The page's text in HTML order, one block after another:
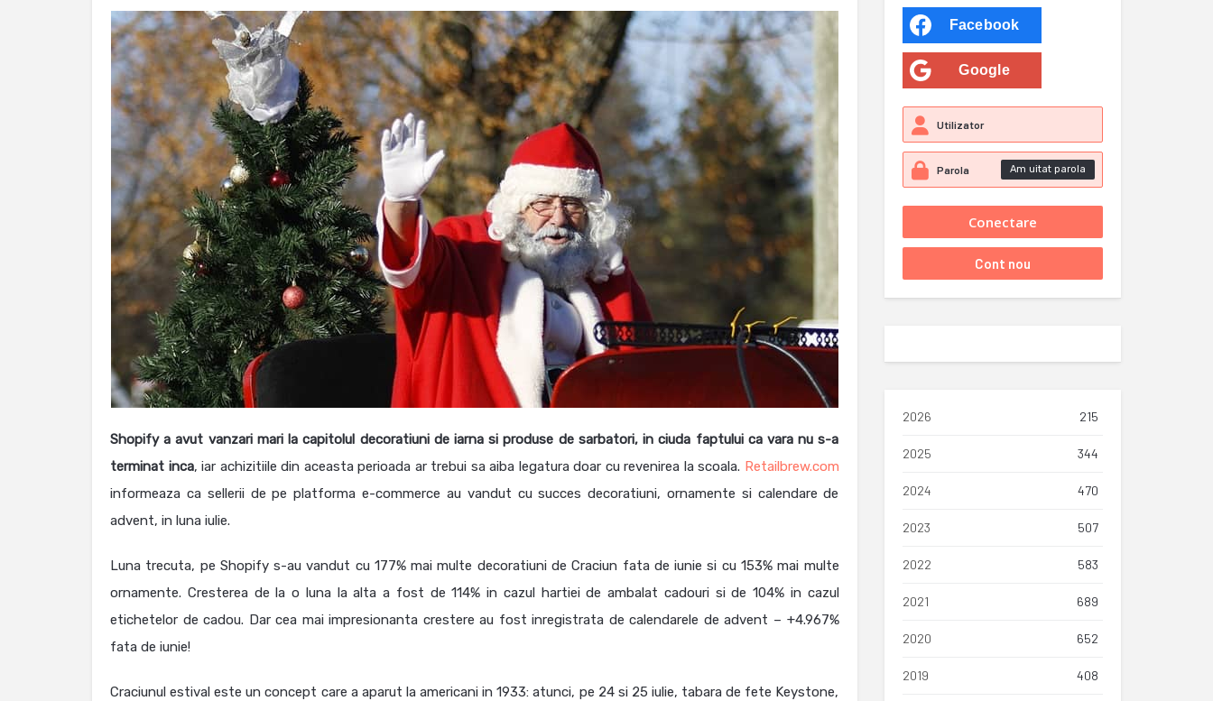
Shopify a avut vanzari mari la capitolul decoratiuni de iarna si produse de sarbatori, in ciuda faptului ca vara nu s-a
terminat inca, iar achizitiile din aceasta perioada ar trebui sa aiba legatura doar cu revenirea la scoala. Retailbrew.com
informeaza ca sellerii de pe platforma e-commerce au vandut cu succes decoratiuni, ornamente si calendare de
advent, in luna iulie.
Luna trecuta, pe Shopify s-au vandut cu 177% mai multe decoratiuni de Craciun fata de iunie si cu 153% mai multe
ornamente. Cresterea de la o luna la alta a fost de 114% in cazul hartiei de ambalat cadouri si de 104% in cazul
etichetelor de cadou. Dar cea mai impresionanta crestere au fost inregistrata de calendarele de advent – +4.967%
fata de iunie!
Craciunul estival este un concept care a aparut la americani in 1933: atunci, pe 24 si 25 iulie, tabara de fete Keystone,
Facebook
Google
Am uitat parola
2026 215
2025 344
2024 470
2023 507
2022 583
2021 689
2020 652
2019 408